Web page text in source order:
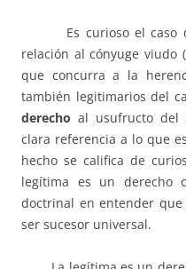
Es curioso el caso
relación al cónyuge viudo
que concurra a la
también legitimarios del
derechoal usufructo del
clara referencia a lo que
hecho se califica de
legítima es un derecho
doctrinal en entender
ser sucesor universal.